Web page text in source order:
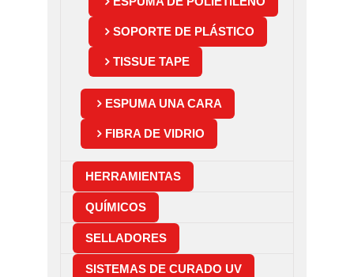
SOPORTE DE PLÁSTICO
TISSUE TAPE
ESPUMA UNA CARA
FIBRA DE VIDRIO
HERRAMIENTAS
QUÍMICOS
SELLADORES
SISTEMAS DE CURADO UV